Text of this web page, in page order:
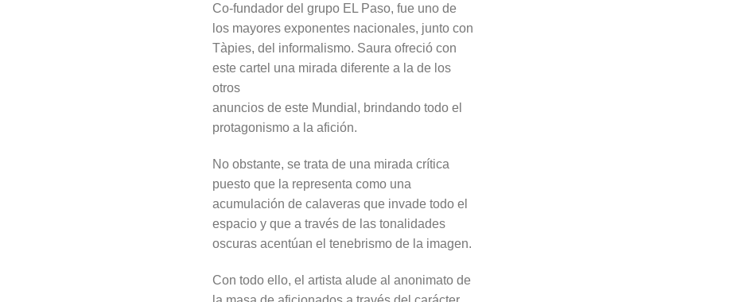
Co-fundador del grupo EL Paso, fue uno de
los mayores exponentes nacionales, junto con
Tàpies, del informalismo. Saura ofreció con
este cartel una mirada diferente a la de los
otros
anuncios de este Mundial, brindando todo el
protagonismo a la afición.
No obstante, se trata de una mirada crítica
puesto que la representa como una
acumulación de calaveras que invade todo el
espacio y que a través de las tonalidades
oscuras acentúan el tenebrismo de la imagen.
Con todo ello, el artista alude al anonimato de